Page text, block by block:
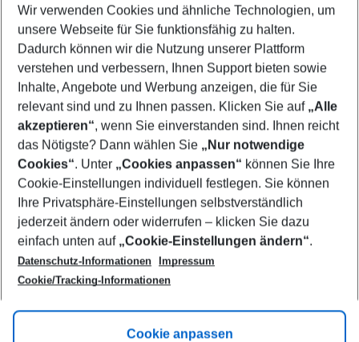
2 Erwachsene Keine Kinder
Mehr Filter anzeigen
Footer
Footer navigation
Über uns
AGB
Cookie-Einstellungen ändern
Cookie-Richtlinie
Datenschutz
Service & Hilfe
Barrierefreies Reisen
Check-in
Flugbeschränkungen
Folgen Sie uns
Wir verwenden Cookies und ähnliche Technologien, um
unsere Webseite für Sie funktionsfähig zu halten.
Dadurch können wir die Nutzung unserer Plattform
verstehen und verbessern, Ihnen Support bieten sowie
Inhalte, Angebote und Werbung anzeigen, die für Sie
relevant sind und zu Ihnen passen. Klicken Sie auf „Alle
akzeptieren“, wenn Sie einverstanden sind. Ihnen reicht
das Nötigste? Dann wählen Sie „Nur notwendige
Cookies“. Unter „Cookies anpassen“ können Sie Ihre
Cookie-Einstellungen individuell festlegen. Sie können
Ihre Privatsphäre-Einstellungen selbstverständlich
jederzeit ändern oder widerrufen – klicken Sie dazu
einfach unten auf „Cookie-Einstellungen ändern“.
Datenschutz-Informationen
Impressum
Cookie/Tracking-Informationen
Cookie anpassen